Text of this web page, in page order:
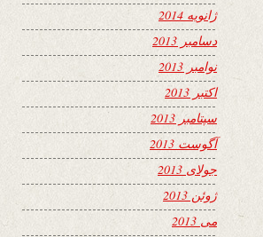
ژانویه 2014
دسامبر 2013
نوامبر 2013
اکتبر 2013
سپتامبر 2013
آگوست 2013
جولای 2013
ژوئن 2013
می 2013